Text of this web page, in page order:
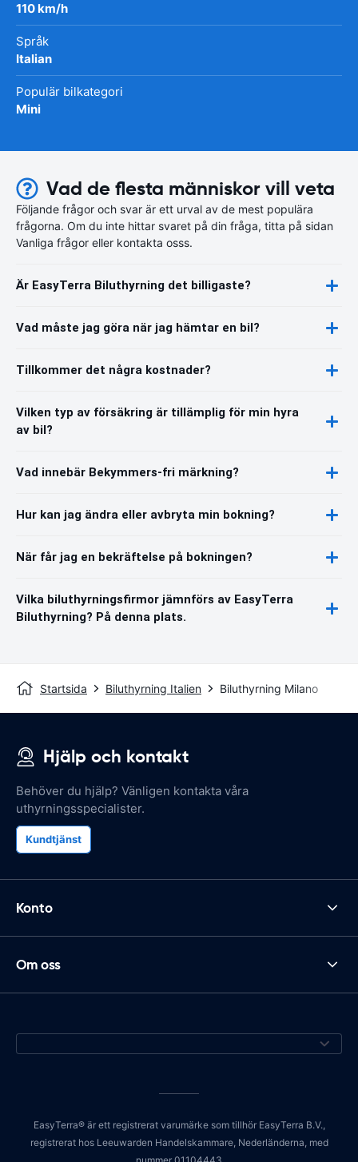
110 km/h
Språk
Italian
Populär bilkategori
Mini
Vad de flesta människor vill veta
Följande frågor och svar är ett urval av de mest populära
frågorna. Om du inte hittar svaret på din fråga, titta på sidan
Vanliga frågor eller kontakta osss.
Är EasyTerra Biluthyrning det billigaste?
Vad måste jag göra när jag hämtar en bil?
Tillkommer det några kostnader?
Vilken typ av försäkring är tillämplig för min hyra
av bil?
Vad innebär Bekymmers-fri märkning?
Hur kan jag ändra eller avbryta min bokning?
När får jag en bekräftelse på bokningen?
Vilka biluthyrningsfirmor jämnförs av EasyTerra
Biluthyrning? På denna plats.
Startsida Biluthyrning Italien Biluthyrning Milano
Hjälp och kontakt
Behöver du hjälp? Vänligen kontakta våra
uthyrningsspecialister.
Kundtjänst
Konto
Om oss
EasyTerra® är ett registrerat varumärke som tillhör EasyTerra B.V.,
registrerat hos Leeuwarden Handelskammare, Nederländerna, med